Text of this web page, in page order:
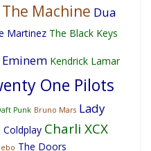
Machine Dua
Martinez The Black Keys
Eminem Kendrick Lamar
One Pilots
Punk Bruno Mars Lady
Coldplay Charli XCX
The Doors